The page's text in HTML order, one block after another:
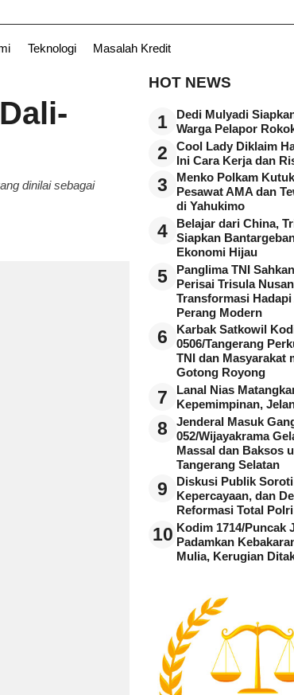
Teknologi Masalah Kredit
dinilai sebagai
HOT NEWS
1
Dedi Mulyadi
Warga Pelapor
2
Cool Lady Diklaim
Ini Cara Kerja dan
3
Menko Polkam
Pesawat AMA dan
di Yahukimo
4
Belajar dari China,
Siapkan
Ekonomi Hijau
5
Panglima TNI
Perisai Trisula
Transformasi
Perang Modern
6
Karbak Satkowil
0506/Tangerang
TNI dan Masyarakat
Gotong Royong
7
Lanal Nias
Kepemimpinan,
8
Jenderal Masuk
052/Wijayakrama
Massal dan Baksos
Tangerang Selatan
9
Diskusi Publik
Kepercayaan, dan
Reformasi Total Polri
10 Kodim 1714/Puncak
Padamkan
Mulia, Kerugian